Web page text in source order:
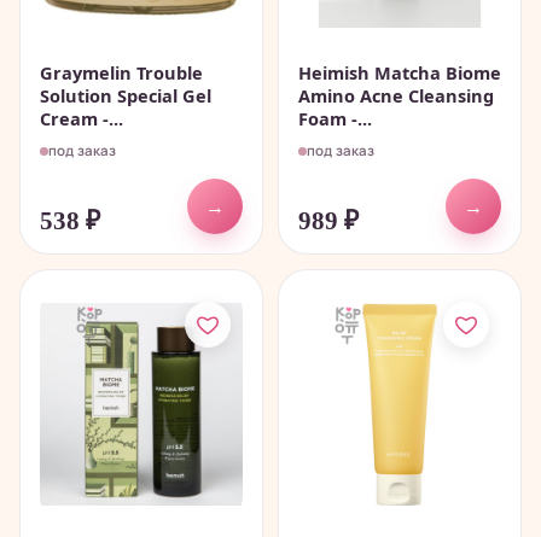
Graymelin Trouble
Solution Special Gel
Cream -...
под заказ
538 ₽
→
Heimish Matcha Biome
Amino Acne Cleansing
Foam -...
под заказ
989 ₽
→